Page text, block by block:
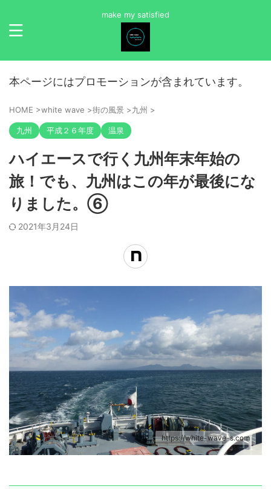
make my satisfied
本ページにはプロモーションが含まれています。
HOME >white wave >街の風景 >九州 >
九州 平成２６年度 温泉
ハイエースで行く九州年末年始の
旅！でも、九州はこの年が最後にな
りました。⑥
2021年3月24日
https://white-wave-s.com